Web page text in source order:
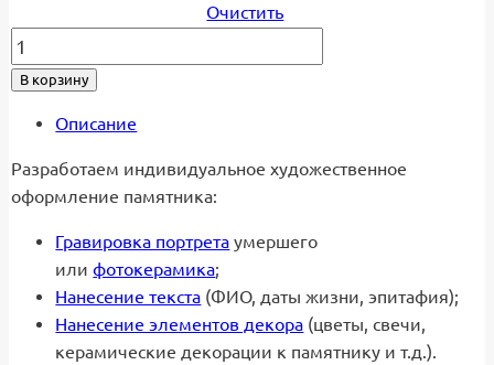
Очистить
Количество
товара
Памятник
КП-028
В корзину
Описание
Разработаем индивидуальное художественное
оформление памятника:
Гравировка портрета умершего
илифотокерамика;
Нанесение текста (ФИО, даты жизни, эпитафия);
Нанесение элементов декора (цветы, свечи,
керамические декорации к памятнику и т.д.).